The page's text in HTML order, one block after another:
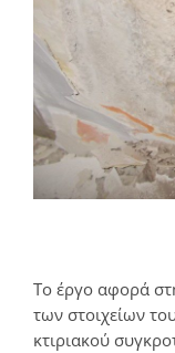
Το έργο αφορά
των στοιχείων
κτιριακού